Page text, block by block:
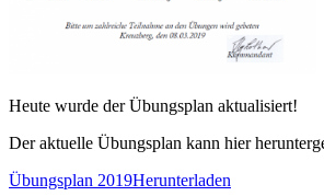
Heute wurde der Übungsplan aktualisiert!
Der aktuelle Übungsplan kann hier
Übungsplan 2019Herunterladen